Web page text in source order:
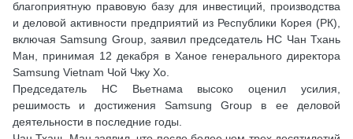
благоприятную правовую базу для инвестиций, производства
и деловой активности предприятий из Республики Корея (РК),
включая Samsung Group, заявил председатель НС Чан Тхань
Ман, принимая 12 декабря в Ханое генерального директора
Samsung Vietnam Чой Чжу Хо.
Председатель НС Вьетнама высоко оценил усилия,
решимость и достижения Samsung Group в ее деловой
деятельности в последние годы.